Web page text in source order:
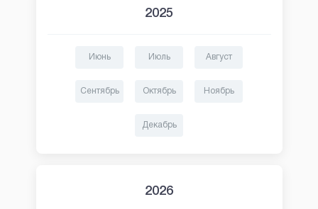
2025
Июнь Июль Август
Сентябрь Октябрь Ноябрь
Декабрь
2026